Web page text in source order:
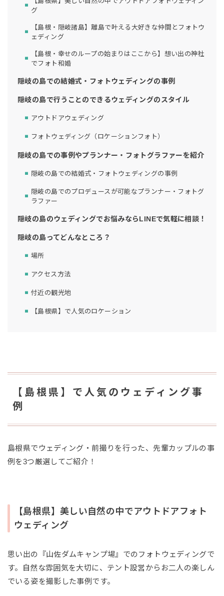
グ
【島根・隠岐諸島】離島で叶える大好きな仲間とフォトウ
ェディング
【島根・幸せのループの始まりはここから】想い出の神社
でフォト和婚
隠岐の島での結婚式・フォトウェディングの事例
隠岐の島で行うことのできるウェディングのスタイル
アウトドアウェディング
フォトウェディング（ロケーションフォト）
隠岐の島での事例やプランナー・フォトグラファーを紹介
隠岐の島での結婚式・フォトウェディングの事例
隠岐の島でのプロデュースが可能なプランナー・フォトグ
ラファー
隠岐の島のウェディングでお悩みならLINEで気軽に相談！
隠岐の島ってどんなところ？
場所
アクセス方法
付近の観光地
【島根県】で人気のロケーション
【島根県】で人気のウェディング事
例
島根県でウェディング・前撮りを行った、先輩カップルの事
例を3つ厳選してご紹介！
【島根県】美しい自然の中でアウトドアフォト
ウェディング
思い出の『山佐ダムキャンプ場』でのフォトウェディングで
す。自然な雰囲気を大切に、テント設営からお二人の楽しん
でいる姿を撮影した事例です。